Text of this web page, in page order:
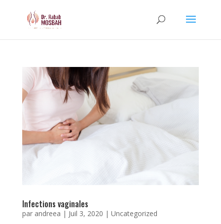
Infections vaginales
par andreea | Juil 3, 2020 | Uncategorized